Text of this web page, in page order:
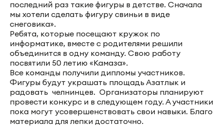
последний раз такие фигуры в детстве. Сначала
мы хотели сделать фигуру свиньи в виде
снеговика».
Ребята, которые посещают кружок по
информатике, вместе с родителями решили
объединится в одну команду. Свою работу
посвятили 50 летию «Камаза».
Все команды получили дипломы участников.
Фигуры будут украшать площадь Азатлык и
радовать челнинцев. Организаторы планируют
провести конкурс и в следующем году. А участники
пока могут усовершенствовать свои навыки. Благо
материала для лепки достаточно.